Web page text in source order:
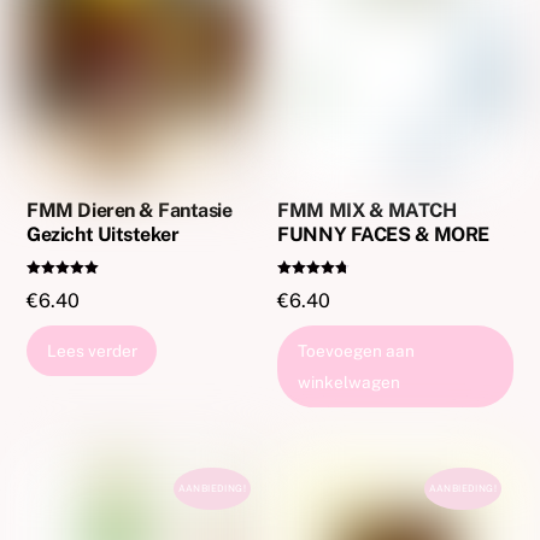
FMM Dieren & Fantasie
Gezicht Uitsteker
d
5.00
uit 5
€6.40
Lees verder
FMM MIX & MATCH
FUNNY FACES & MORE
d
4.67
uit 5
€6.40
Toevoegen aan
winkelwagen
AANBIEDING! AANBIEDING!